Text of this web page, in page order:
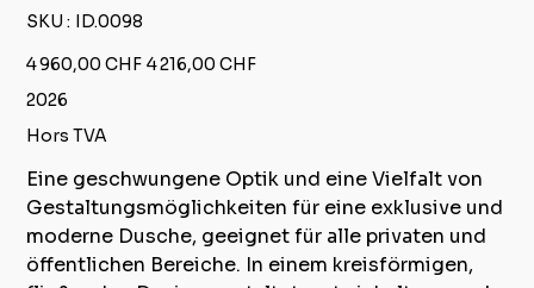
SKU : SKU
ID.0098
ID.0098
Prix
d’origine
4 960,00 CHF
Prix
promotionnel
4 216,00 CHF
2026
Hors TVA
Eine geschwungene Optik und eine Vielfalt von
Gestaltungsmöglichkeiten für eine exklusive und
moderne Dusche, geeignet für alle privaten und
öffentlichen Bereiche. In einem kreisförmigen,